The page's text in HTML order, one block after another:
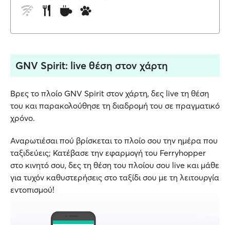
GNV Spirit: live θέση στον χάρτη
Βρες το πλοίο GNV Spirit στον χάρτη, δες live τη θέση
του και παρακολούθησε τη διαδρομή του σε πραγματικό
χρόνο.
Αναρωτιέσαι πού βρίσκεται το πλοίο σου την ημέρα που
ταξιδεύεις; Κατέβασε την εφαρμογή του Ferryhopper
στο κινητό σου, δες τη θέση του πλοίου σου live και μάθε
για τυχόν καθυστερήσεις στο ταξίδι σου με τη λειτουργία
εντοπισμού!